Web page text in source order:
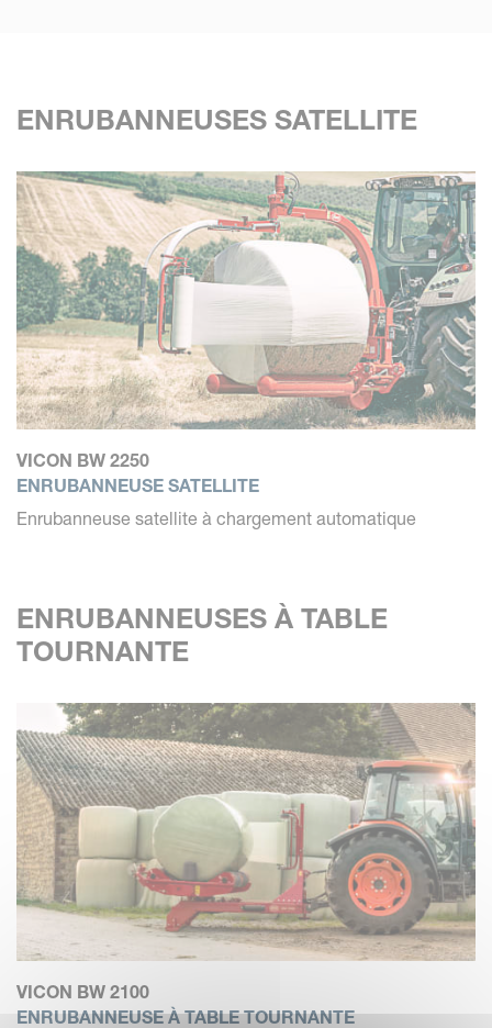
ENRUBANNEUSES SATELLITE
VICON BW 2250
ENRUBANNEUSE SATELLITE
Enrubanneuse satellite à chargement automatique
ENRUBANNEUSES À TABLE
TOURNANTE
VICON BW 2100
ENRUBANNEUSE À TABLE TOURNANTE